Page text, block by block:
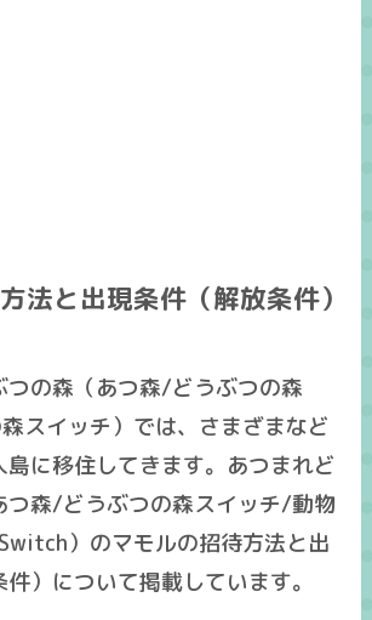
法と出現条件（解放条件）
つの森（あつ森/どうぶつの森
スイッチ）では、さまざまなど
島に移住してきます。あつまれど
つ森/どうぶつの森スイッチ/動物
）のマモルの招待方法と出
）について掲載しています。